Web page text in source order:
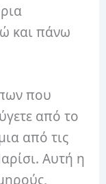
και πάνω
που
από το
από τις
Αυτή η